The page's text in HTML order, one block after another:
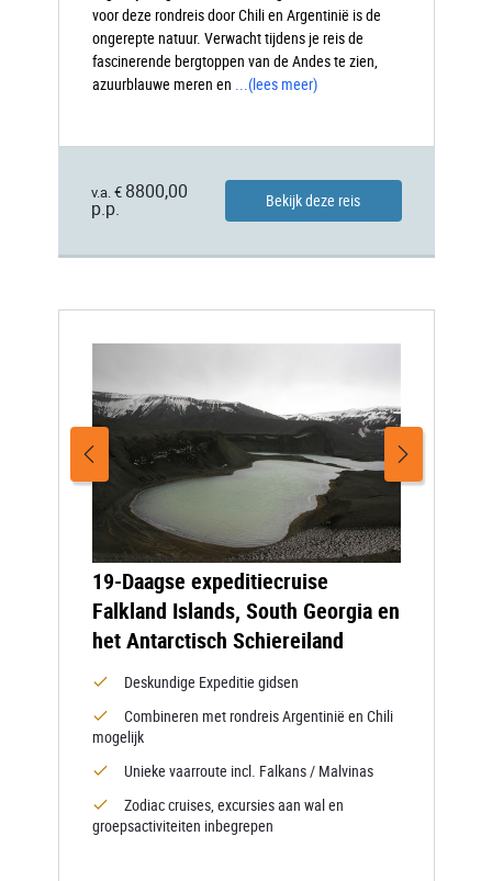
voor deze rondreis door Chili en Argentinië is de
ongerepte natuur. Verwacht tijdens je reis de
fascinerende bergtoppen van de Andes te zien,
azuurblauwe meren en ...(lees meer)
v.a. € 8800,00
p.p.
Bekijk deze reis
19-Daagse expeditiecruise
Falkland Islands, South Georgia en
het Antarctisch Schiereiland
Deskundige Expeditie gidsen
Combineren met rondreis Argentinië en Chili
mogelijk
Unieke vaarroute incl. Falkans / Malvinas
Zodiac cruises, excursies aan wal en
groepsactiviteiten inbegrepen